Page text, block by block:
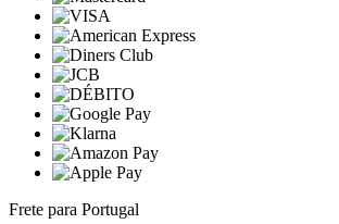
Frete para Portugal